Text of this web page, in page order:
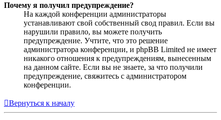
Почему я получил предупреждение?
На каждой конференции администраторы
устанавливают свой собственный свод правил. Если вы
нарушили правило, вы можете получить
предупреждение. Учтите, что это решение
администратора конференции, и phpBB Limited не имеет
никакого отношения к предупреждениям, вынесенным
на данном сайте. Если вы не знаете, за что получили
предупреждение, свяжитесь с администратором
конференции.
Вернуться к началу